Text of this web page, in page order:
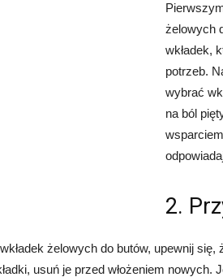
żelowych
wkładek,
potrzeb.
wybrać
na ból
2.
żelowych do butów, upewnij
usuń je przed włożeniem